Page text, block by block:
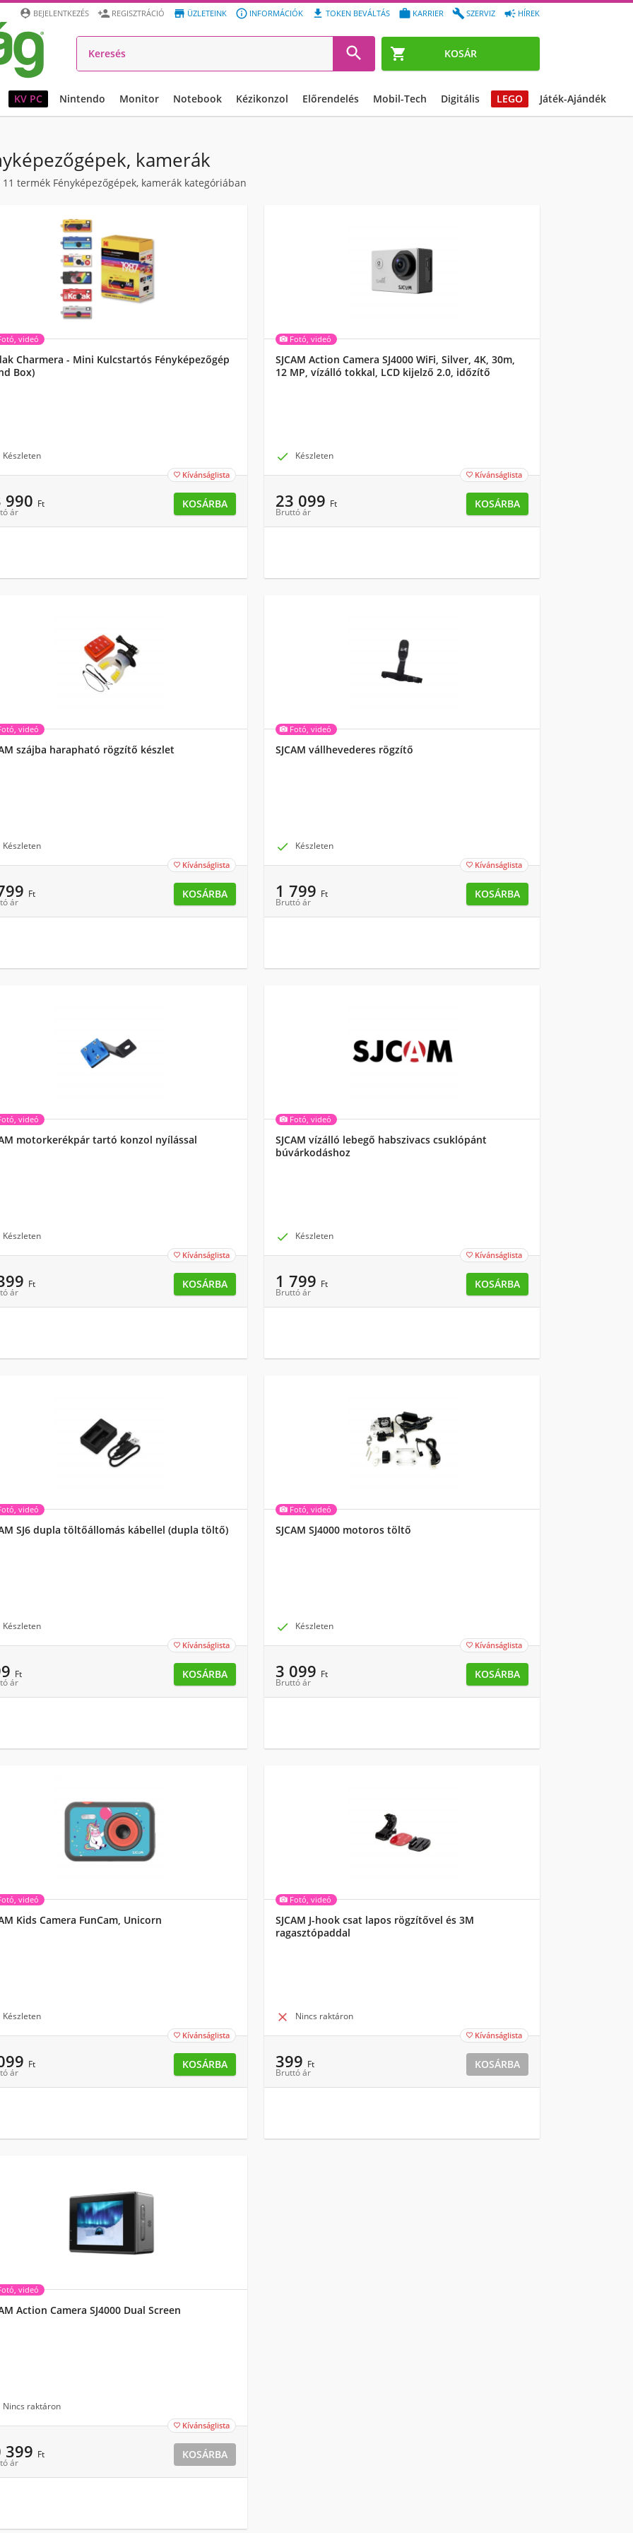
 KOSÁR
 HÍREK
 SZERVIZ
 KARRIER
 TOKEN BEVÁLTÁS
 INFORMÁCIÓK
 ÜZLETEINK
 REGISZTRÁCIÓ
 BEJELENTKEZÉS

KV PC Nintendo Monitor Notebook Kézikonzol Előrendelés Mobil-Tech Digitális LEGO Játék-Ajándék
kamerák
11 termék Fényképezőgépek, kamerák kategóriában
videó
Charmera - Mini Kulcstartós Fényképezőgép
Box)
Készleten
 Kívánságlista
990 Ft
ár
KOSÁRBA
Fotó, videó
SJCAM Action Camera SJ4000 WiFi, Silver, 4K, 30m,
12 MP, vízálló tokkal, LCD kijelző 2.0, időzítő
 Készleten
 Kívánságlista
23 099 Ft
Bruttó ár
KOSÁRBA
videó
szájba harapható rögzítő készlet
Készleten
 Kívánságlista
Ft
ár
KOSÁRBA
Fotó, videó
SJCAM vállhevederes rögzítő
 Készleten
 Kívánságlista
1 799 Ft
Bruttó ár
KOSÁRBA
videó
motorkerékpár tartó konzol nyílással
Készleten
 Kívánságlista
Ft
ár
KOSÁRBA
Fotó, videó
SJCAM vízálló lebegő habszivacs csuklópánt
búvárkodáshoz
 Készleten
 Kívánságlista
1 799 Ft
Bruttó ár
KOSÁRBA
videó
SJ6 dupla töltőállomás kábellel (dupla töltő)
Készleten
 Kívánságlista
Ft
ár
KOSÁRBA
Fotó, videó
SJCAM SJ4000 motoros töltő
 Készleten
 Kívánságlista
3 099 Ft
Bruttó ár
KOSÁRBA
videó
Kids Camera FunCam, Unicorn
Készleten
 Kívánságlista
Ft
ár
KOSÁRBA
Fotó, videó
SJCAM J-hook csat lapos rögzítővel és 3M
ragasztópaddal
 Nincs raktáron
 Kívánságlista
399 Ft
Bruttó ár
KOSÁRBA
videó
Action Camera SJ4000 Dual Screen
Nincs raktáron
 Kívánságlista
399 Ft
ár
KOSÁRBA